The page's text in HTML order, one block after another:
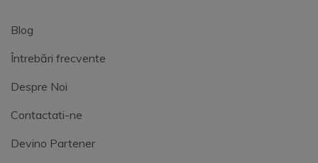
Blog
Întrebări frecvente
Despre Noi
Contactati-ne
Devino Partener